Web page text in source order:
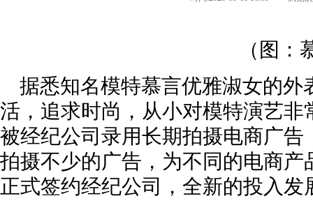
（图：
据悉知名模特慕言优雅淑女的
活，追求时尚，从小对模特演艺
被经纪公司录用长期拍摄电商广
拍摄不少的广告，为不同的电商
正式签约经纪公司，全新的投入发